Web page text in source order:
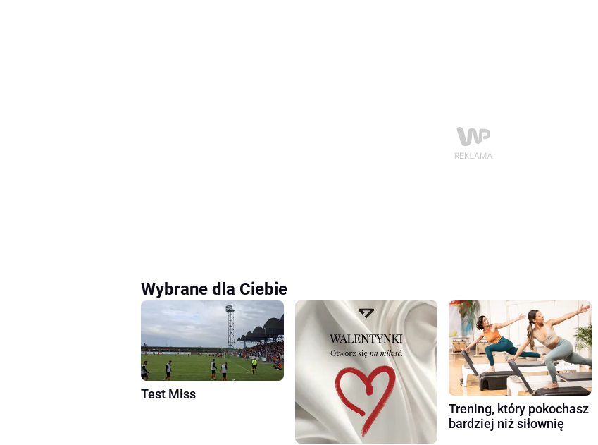
Wybrane dla Ciebie
Test Miss
Trening, który pokochasz
bardziej niż siłownię